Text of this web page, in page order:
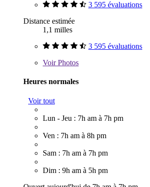
3 595 évaluations
Distance estimée
1,1 milles
3 595 évaluations
VoirPhotos
Heures normales
Voir tout
Lun - Jeu : 7h am à 7h pm
Ven : 7h am à 8h pm
Sam : 7h am à 7h pm
Dim : 9h am à 5h pm